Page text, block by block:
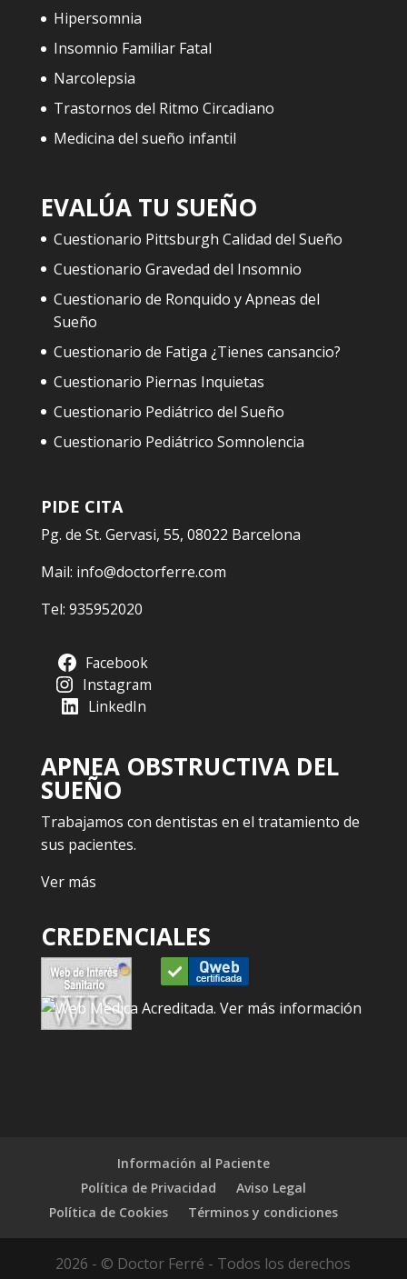
Hipersomnia
Insomnio Familiar Fatal
Narcolepsia
Trastornos del Ritmo Circadiano
Medicina del sueño infantil
EVALÚA TU SUEÑO
Cuestionario Pittsburgh Calidad del Sueño
Cuestionario Gravedad del Insomnio
Cuestionario de Ronquido y Apneas del
Sueño
Cuestionario de Fatiga ¿Tienes cansancio?
Cuestionario Piernas Inquietas
Cuestionario Pediátrico del Sueño
Cuestionario Pediátrico Somnolencia
PIDE CITA
Pg. de St. Gervasi, 55, 08022 Barcelona
Mail: info@doctorferre.com
Tel: 935952020
Facebook
Instagram
LinkedIn
APNEA OBSTRUCTIVA DEL
SUEÑO
Trabajamos con dentistas en el tratamiento de
sus pacientes.
Ver más
CREDENCIALES
Información al Paciente
Política de Privacidad
Aviso Legal
Política de Cookies
Términos y condiciones
2026 - © Doctor Ferré - Todos los derechos